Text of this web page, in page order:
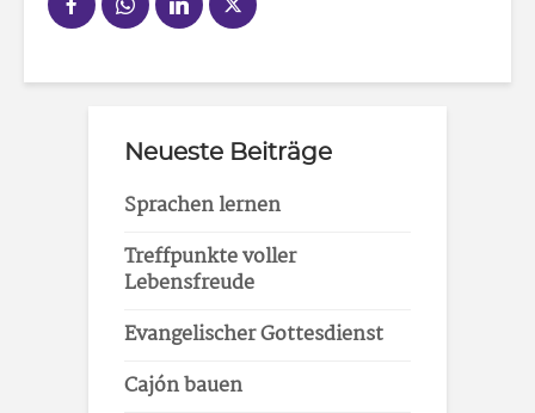
Neueste Beiträge
Sprachen lernen
Treffpunkte voller
Lebensfreude
Evangelischer Gottesdienst
Cajón bauen